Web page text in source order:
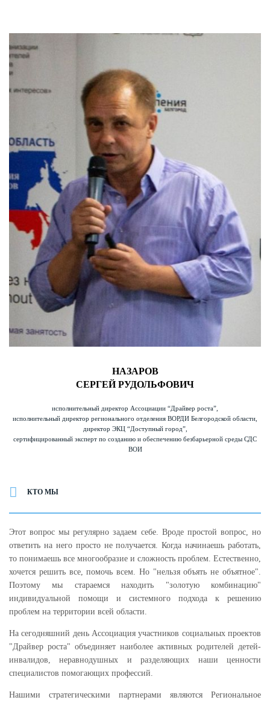
НАЗАРОВ
СЕРГЕЙ РУДОЛЬФОВИЧ
исполнительный директор Ассоциации “Драйвер роста”,
исполнительный директор регионального отделения ВОРДИ Белгородской области,
директор ЭКЦ “Доступный город”,
сертифицированный эксперт по созданию и обеспечению безбарьерной среды СДС
ВОИ
КТО МЫ
Этот вопрос мы регулярно задаем себе. Вроде простой вопрос, но
ответить на него просто не получается. Когда начинаешь работать,
то понимаешь все многообразие и сложность проблем. Естественно,
хочется решить все, помочь всем. Но "нельзя объять не объятное".
Поэтому мы стараемся находить "золотую комбинацию"
индивидуальной помощи и системного подхода к решению
проблем на территории всей области.
На сегодняшний день Ассоциация участников социальных проектов
"Драйвер роста" объединяет наиболее активных родителей детей-
инвалидов, неравнодушных и разделяющих наши ценности
специалистов помогающих профессий.
Нашими стратегическими партнерами являются Региональное